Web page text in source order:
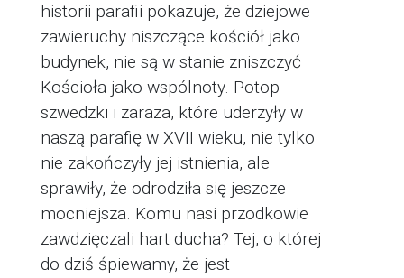
historii parafii pokazuje, że dziejowe
zawieruchy niszczące kościół jako
budynek, nie są w stanie zniszczyć
Kościoła jako wspólnoty. Potop
szwedzki i zaraza, które uderzyły w
naszą parafię w XVII wieku, nie tylko
nie zakończyły jej istnienia, ale
sprawiły, że odrodziła się jeszcze
mocniejsza. Komu nasi przodkowie
zawdzięczali hart ducha? Tej, o której
do dziś śpiewamy, że jest